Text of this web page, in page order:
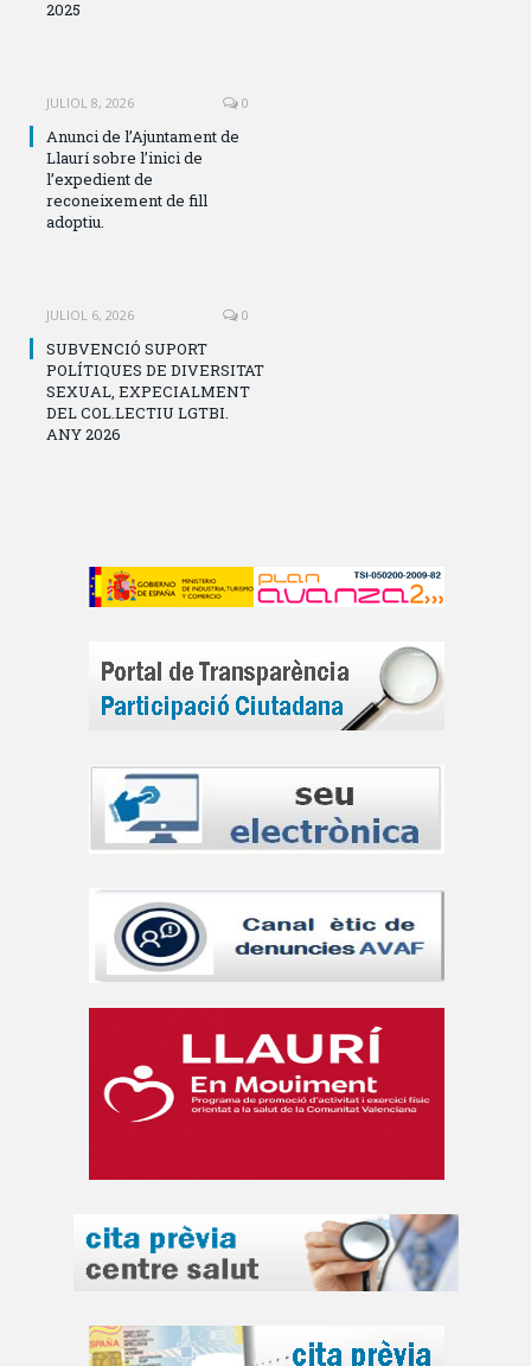
2025
JULIOL 8, 2026 0
Anunci de l’Ajuntament de
Llaurí sobre l’inici de
l’expedient de
reconeixement de fill
adoptiu.
JULIOL 6, 2026 0
SUBVENCIÓ SUPORT
POLÍTIQUES DE DIVERSITAT
SEXUAL, EXPECIALMENT
DEL COL.LECTIU LGTBI.
ANY 2026